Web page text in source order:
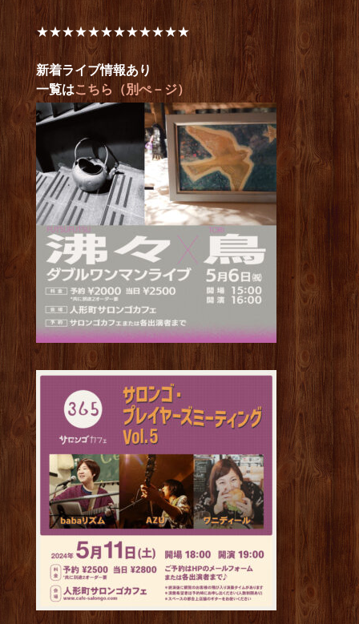
★★★★★★★★★★★★
新着ライブ情報あり
一覧はこちら（別ぺ－ジ）